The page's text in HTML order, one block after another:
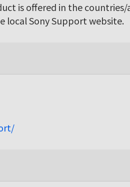
is offered in the
local Sony Support website.